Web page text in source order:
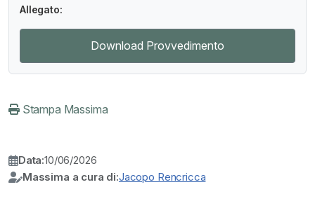
Allegato:
Download Provvedimento
Stampa Massima
Data:10/06/2026
Massima a cura di:Jacopo Rencricca